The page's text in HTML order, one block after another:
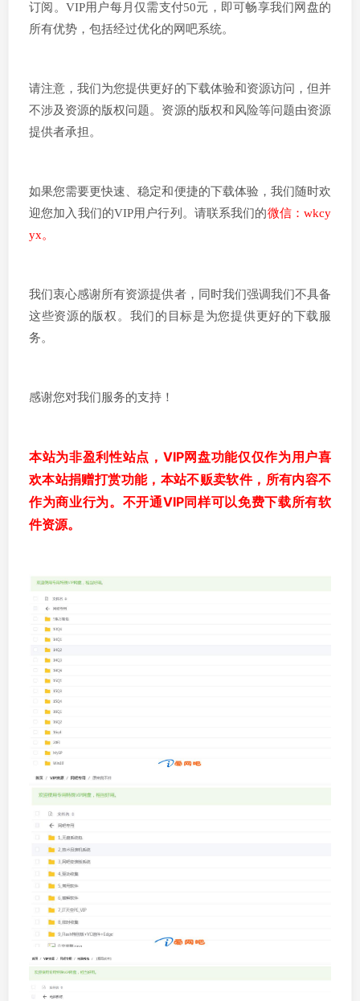
订阅。VIP用户每月仅需支付50元，即可畅享我们网盘的
所有优势，包括经过优化的网吧系统。
请注意，我们为您提供更好的下载体验和资源访问，但并
不涉及资源的版权问题。资源的版权和风险等问题由资源
提供者承担。
如果您需要更快速、稳定和便捷的下载体验，我们随时欢
迎您加入我们的VIP用户行列。请联系我们的微信：wkcy
yx。
我们衷心感谢所有资源提供者，同时我们强调我们不具备
这些资源的版权。我们的目标是为您提供更好的下载服
务。
感谢您对我们服务的支持！
本站为非盈利性站点，VIP网盘功能仅仅作为用户喜
欢本站捐赠打赏功能，本站不贩卖软件，所有内容不
作为商业行为。不开通VIP同样可以免费下载所有软
件资源。